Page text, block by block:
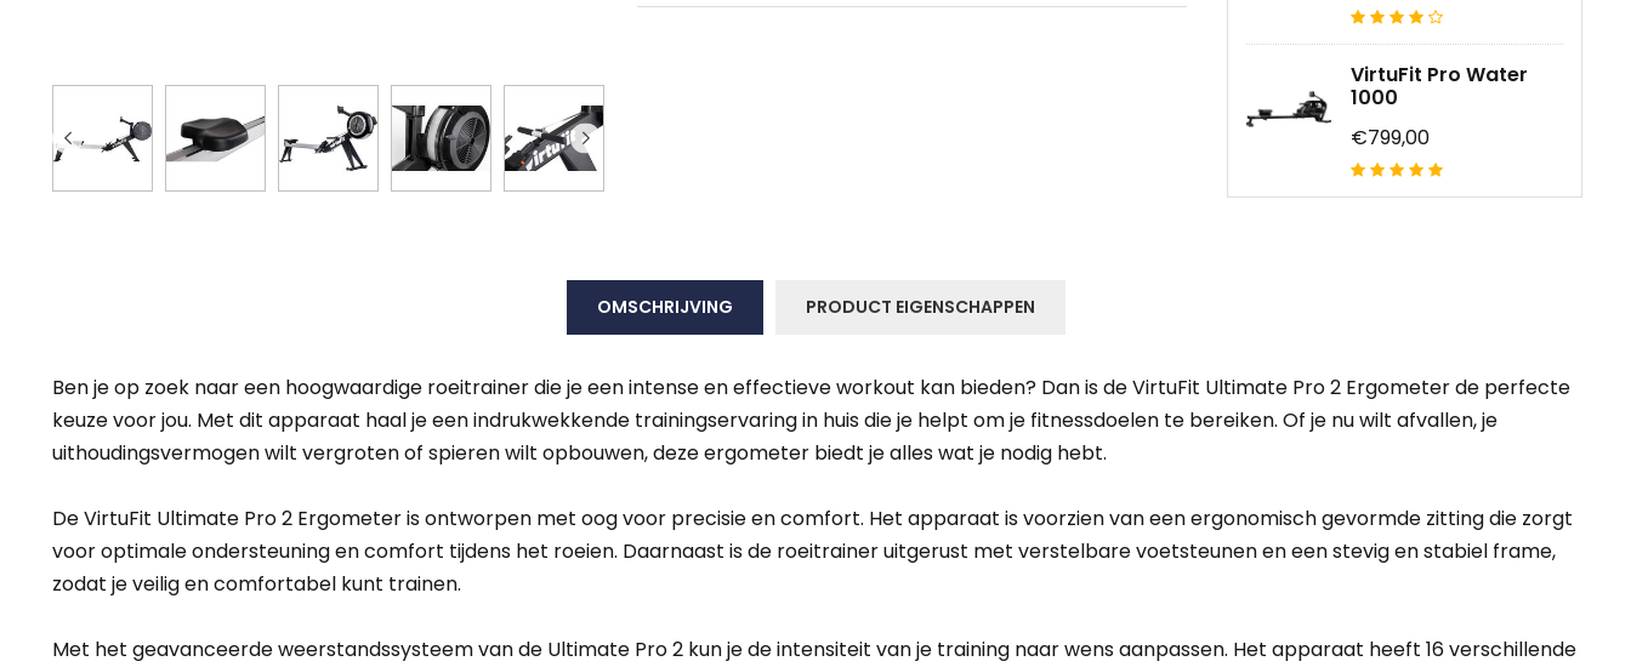
VirtuFit Pro Water
1000
€799,00
OMSCHRIJVING PRODUCT EIGENSCHAPPEN
Ben je op zoek naar een hoogwaardige roeitrainer die je een intense en effectieve workout kan bieden? Dan is de VirtuFit Ultimate Pro 2 Ergometer de perfecte
keuze voor jou. Met dit apparaat haal je een indrukwekkende trainingservaring in huis die je helpt om je fitnessdoelen te bereiken. Of je nu wilt afvallen, je
uithoudingsvermogen wilt vergroten of spieren wilt opbouwen, deze ergometer biedt je alles wat je nodig hebt.
De VirtuFit Ultimate Pro 2 Ergometer is ontworpen met oog voor precisie en comfort. Het apparaat is voorzien van een ergonomisch gevormde zitting die zorgt
voor optimale ondersteuning en comfort tijdens het roeien. Daarnaast is de roeitrainer uitgerust met verstelbare voetsteunen en een stevig en stabiel frame,
zodat je veilig en comfortabel kunt trainen.
Met het geavanceerde weerstandssysteem van de Ultimate Pro 2 kun je de intensiteit van je training naar wens aanpassen. Het apparaat heeft 16 verschillende